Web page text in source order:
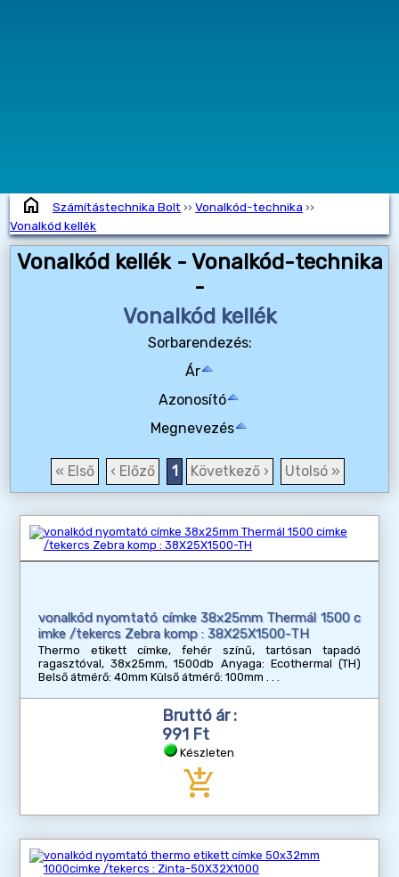
home Számítástechnika Bolt ››Vonalkód-technika ››
Vonalkód kellék
Vonalkód kellék - Vonalkód-technika
-
Vonalkód kellék
Sorbarendezés:
Ár
Azonosító
Megnevezés
« Első ‹ Előző 1 Következő › Utolsó »
vonalkód nyomtató címke 38x25mm Thermál 1500 c
imke /tekercs Zebra komp : 38X25X1500-TH
Thermo etikett címke, fehér színű, tartósan tapadó
ragasztóval, 38x25mm, 1500db Anyaga: Ecothermal (TH)
Belső átmérő: 40mm Külső átmérő: 100mm
Bruttó ár :
991 Ft
Készleten
add_shopping_cart